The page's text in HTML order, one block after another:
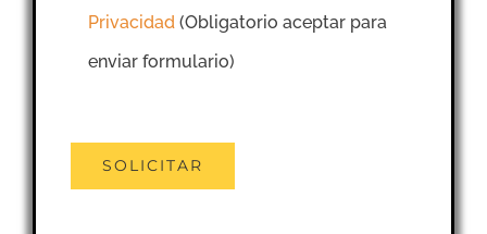
Privacidad (Obligatorio aceptar para
enviar formulario)